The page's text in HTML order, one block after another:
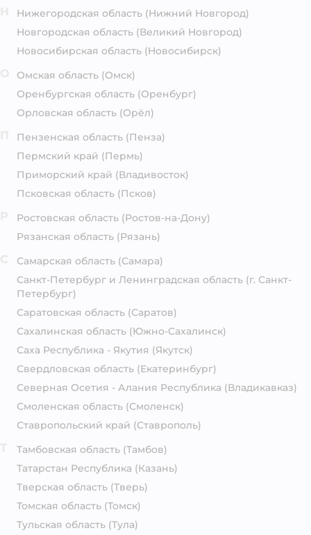
Нижегородская область (Нижний Новгород)
Новгородская область (Великий Новгород)
Новосибирская область (Новосибирск)
Омская область (Омск)
Оренбургская область (Оренбург)
Орловская область (Орёл)
Пензенская область (Пенза)
Пермский край (Пермь)
Приморский край (Владивосток)
Псковская область (Псков)
Ростовская область (Ростов-на-Дону)
Рязанская область (Рязань)
Самарская область (Самара)
Санкт-Петербург и Ленинградская область (г. Санкт-
Петербург)
Саратовская область (Саратов)
Сахалинская область (Южно-Сахалинск)
Саха Республика - Якутия (Якутск)
Свердловская область (Екатеринбург)
Северная Осетия - Алания Республика (Владикавказ)
Смоленская область (Смоленск)
Ставропольский край (Ставрополь)
Тамбовская область (Тамбов)
Татарстан Республика (Казань)
Тверская область (Тверь)
Томская область (Томск)
Тульская область (Тула)